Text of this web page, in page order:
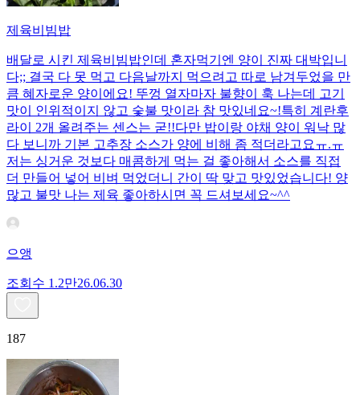
제육비빔밥
배달로 시킨 제육비빔밥인데 혼자먹기엔 양이 진짜 대박입니
다;; 결국 다 못 먹고 다음날까지 먹으려고 따로 남겨두었을 만
큼 혜자로운 양이에요! 뚜껑 열자마자 불향이 훅 나는데 고기
맛이 인위적이지 않고 숯불 맛이라 참 맛있네요~!특히 계란후
라이 2개 올려주는 센스는 굳!! ​다만 밥이랑 야채 양이 워낙 많
다 보니까 기본 고추장 소스가 양에 비해 좀 적더라고요ㅠ.ㅠ
저는 싱거운 것보다 매콤하게 먹는 걸 좋아해서 소스를 직접
더 만들어 넣어 비벼 먹었더니 간이 딱 맞고 맛있었습니다! 양
많고 불맛 나는 제육 좋아하시면 꼭 드셔보세요~^^
으앵
조회수 1.2만26.06.30
187